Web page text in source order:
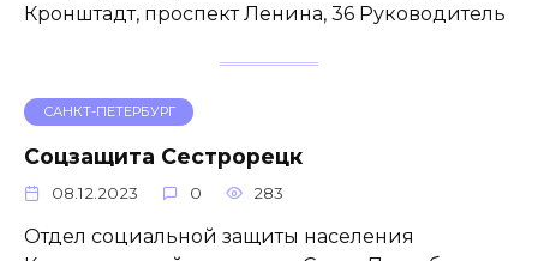
Кронштадт, проспект Ленина, 36 Руководитель
САНКТ-ПЕТЕРБУРГ
Соцзащита Сестрорецк
08.12.2023 0 283
Отдел социальной защиты населения